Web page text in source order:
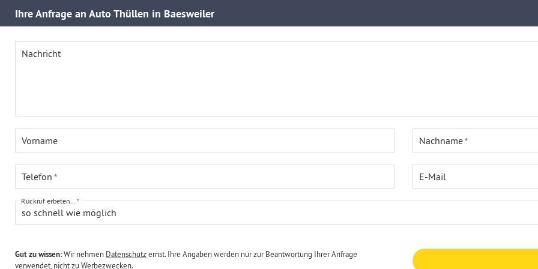
IhreAnfrage an Auto Thüllen in Baesweiler
Nachricht
Vorname Nachname
Telefon E-Mail
so schnell wie möglich
Rückruf erbeten...
Gut zu wissen:Wir nehmen Datenschutzernst. Ihre Angaben werden nur zur Beantwortung Ihrer Anfrage
verwendet, nicht zu Werbezwecken.